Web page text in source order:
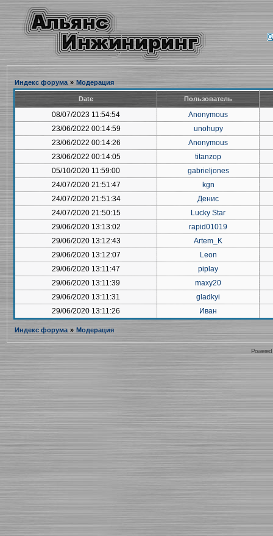
Индекс форума » Модерация
Date Пользователь
08/07/2023 11:54:54
Anonymous
23/06/2022 00:14:59
unohupy
23/06/2022 00:14:26
Anonymous
23/06/2022 00:14:05
titanzop
05/10/2020 11:59:00
gabrieljones
24/07/2020 21:51:47
kgn
24/07/2020 21:51:34
Денис
24/07/2020 21:50:15
Lucky Star
29/06/2020 13:13:02
rapid01019
29/06/2020 13:12:43
Artem_K
29/06/2020 13:12:07
Leon
29/06/2020 13:11:47
piplay
29/06/2020 13:11:39
maxy20
29/06/2020 13:11:31
gladkyi
29/06/2020 13:11:26
Иван
Индекс форума » Модерация